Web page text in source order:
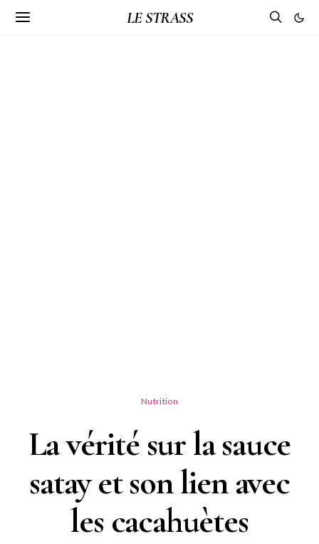
LE STRASS
Nutrition
La vérité sur la sauce
satay et son lien avec
les cacahuètes